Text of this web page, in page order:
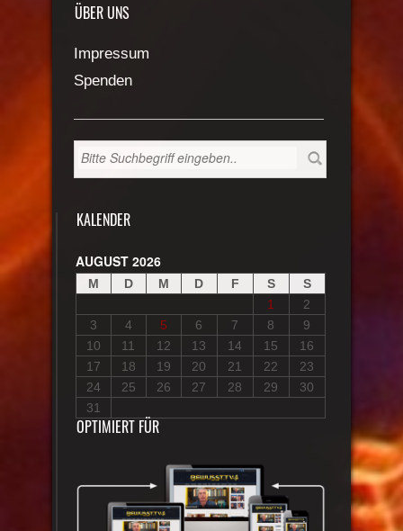
ÜBER UNS
Impressum
Spenden
KALENDER
AUGUST 2026
M D M D F S
S
1
2
3
4 5 6 7 8
9
10
11 12 13 14 15
16
17
18 19 20 21 22
23
24
25 26 27 28 29
30
31
OPTIMIERT FÜR